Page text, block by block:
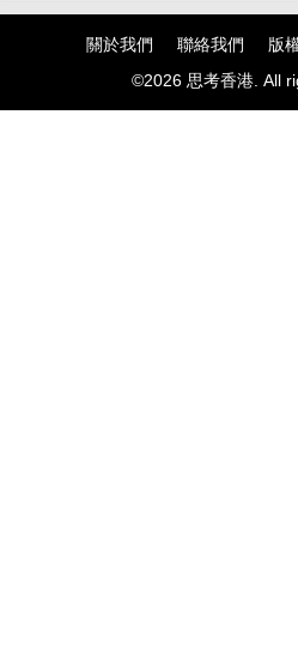
關於我們 聯絡我們 版
©2026 思考香港. All